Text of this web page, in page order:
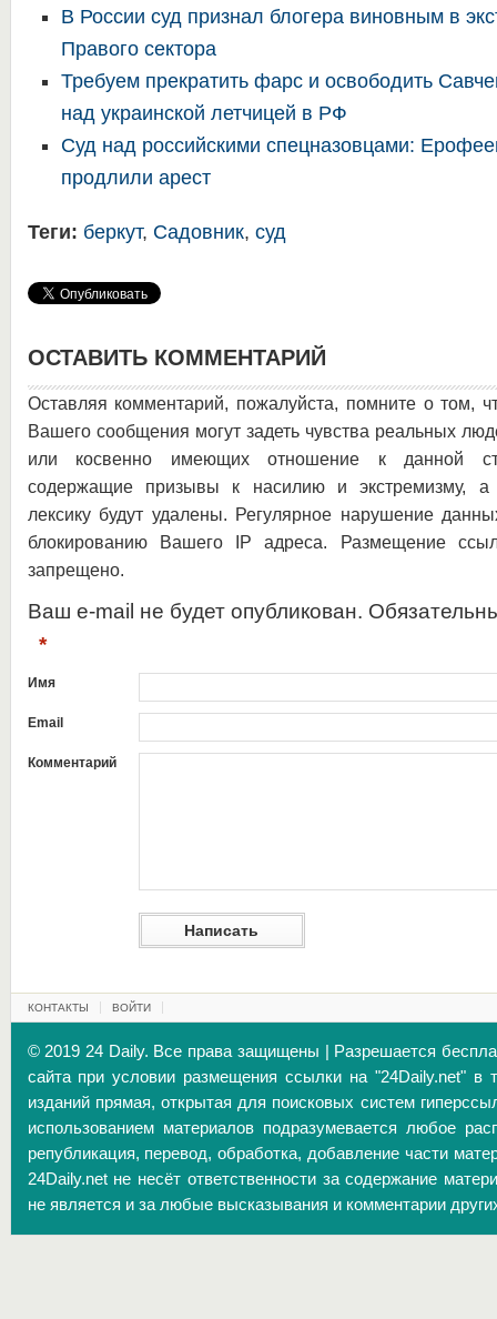
В России суд признал блогера виновным в
Правого сектора
Требуем прекратить фарс и освободить
над украинской летчицей в РФ
Суд над российскими спецназовцами:
продлили арест
Теги: беркут, Садовник, суд
ОСТАВИТЬ КОММЕНТАРИЙ
Оставляя комментарий, пожалуйста, помните о том,
Вашего сообщения могут задеть чувства реальных
или косвенно имеющих отношение к данной
содержащие призывы к насилию и экстремизму, а
лексику будут удалены. Регулярное нарушение
блокированию Вашего IP адреса. Размещение
запрещено.
Ваш e-mail не будет опубликован.
*
Имя
Email
Комментарий
КОНТАКТЫ ВОЙТИ
© 2019 24 Daily. Все права защищены | Разрешается
сайта при условии размещения ссылки на "24Daily.net" в
изданий прямая, открытая для поисковых систем
использованием материалов подразумевается любое
републикация, перевод, обработка, добавление части
24Daily.net не несёт ответственности за содержание
не является и за любые высказывания и комментарии